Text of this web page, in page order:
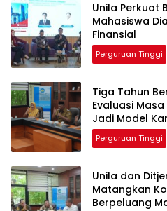
Unila Perkuat
Mahasiswa
Finansial
Perguruan Tinggi
Tiga Tahun
Evaluasi Masa
Jadi Model
Perguruan Tinggi
Unila dan
Matangkan
Berpeluang